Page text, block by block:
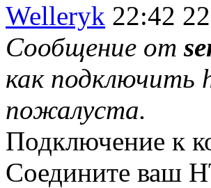
Welleryk 22:42
Сообщение от
как подключить
пожалуста.
Подключение к
Соедините ваш